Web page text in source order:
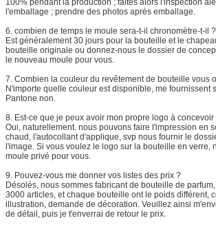
100% pendant la production ; faites alors l'inspection
l'emballage ; prendre des photos après emballage.
6. combien de temps le moule sera-t-il chronomètre-t-il ?
Est généralement 30 jours pour la bouteille et le
bouteille originale ou donnez-nous le dossier de
le nouveau moule pour vous.
7. Combien la couleur du revêtement de bouteille vous
N'importe quelle couleur est disponible, me fournissent
Pantone non.
8. Est-ce que je peux avoir mon propre logo à
Oui, naturellement. nous pouvons faire l'impression en
chaud, l'autocollant d'applique, svp nous fournir le
l'image. Si vous voulez le logo sur la bouteille en verre,
moule privé pour vous.
9. Pouvez-vous me donner vos listes des prix ?
Désolés, nous sommes fabricant de bouteille de
3000 articles, et chaque bouteille ont le poids différent,
illustration, demande de décoration. Veuillez ainsi
de détail, puis je t'enverrai de retour le prix.